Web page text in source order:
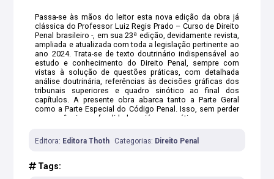
Passa-se às mãos do leitor esta nova edição da obra já
clássica do Professor Luiz Regis Prado – Curso de Direito
Penal brasileiro -, em sua 23ª edição, devidamente revista,
ampliada e atualizada com toda a legislação pertinente ao
ano 2024. Trata-se de texto doutrinário indispensável ao
estudo e conhecimento do Direito Penal, sempre com
vistas à solução de questões práticas, com detalhada
análise doutrinária, referências às decisões gráficas dos
tribunais superiores e quadro sinótico ao final dos
capítulos. A presente obra abarca tanto a Parte Geral
como a Parte Especial do Código Penal. Isso, sem perder
sua essência, profundidade e viés pragmático, sempre na
acadêmicos e profissionais do Direito.
Editora: Editora Thoth Categorias: Direito Penal
Tags: